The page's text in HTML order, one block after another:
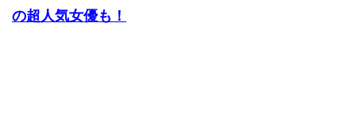
の超人気女優も！